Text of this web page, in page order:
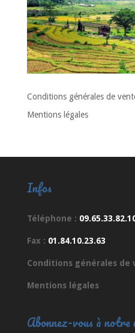
Conditions générales de
Mentions légales
Infos
Téléphone :
Fax : 01.84.10.23.63
Conditions générales de
Mentions légales
Abonnez-vous à